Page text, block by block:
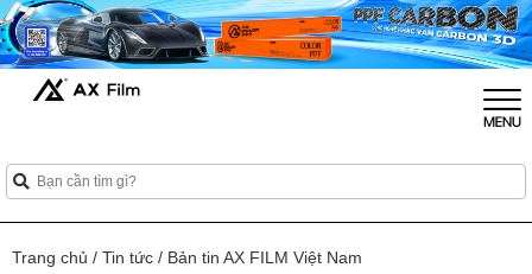
Trang chủ / Tin tức / Bản tin AX FILM Việt Nam